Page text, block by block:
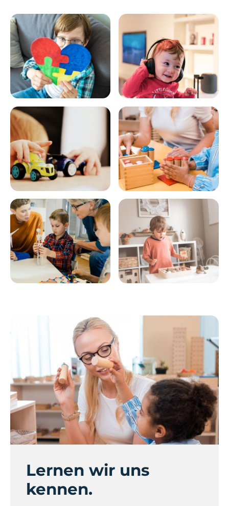
Lernen wir uns
kennen.